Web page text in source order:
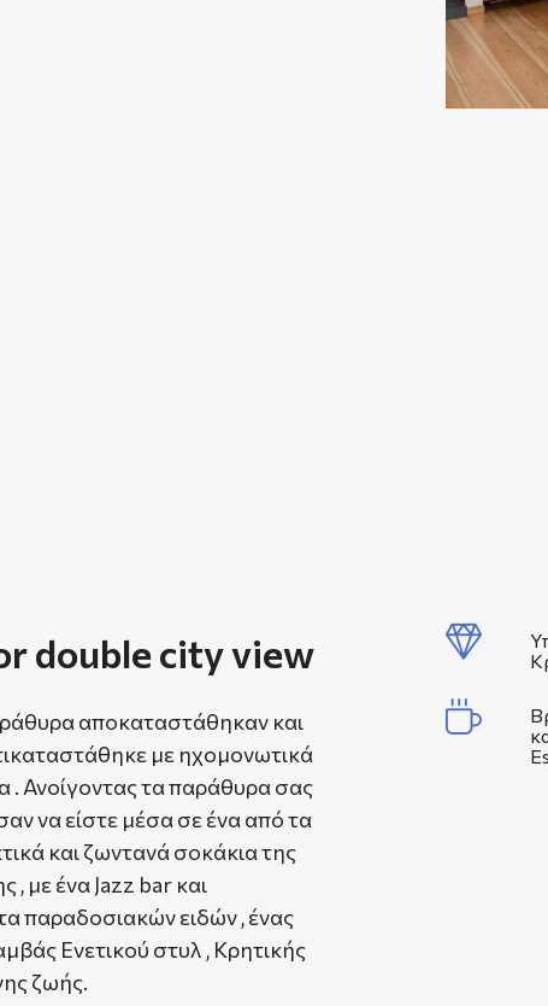
double city view
αποκαταστάθηκαν και
με ηχομονωτικά
. Ανοίγοντας τα παράθυρα σας
να είστε μέσα σε ένα από τα
και ζωντανά σοκάκια της
, με ένα Jazz bar και
παραδοσιακών ειδών , ένας
Ενετικού στυλ , Κρητικής
ζωής.